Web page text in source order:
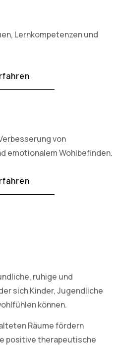
Lernkompetenzen und
von
emotionalem Wohlbefinden.
ruhige und
sich Kinder, Jugendliche
können.
Räume fördern
positive therapeutische